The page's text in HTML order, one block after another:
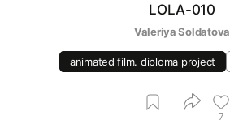
LOLA-010
Valeriya Soldatova
animated film. diploma project
7